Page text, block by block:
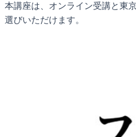
本講座は、オンライン受講と東
選びいただけます。